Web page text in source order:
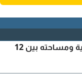
مطلوب مستودع للبيع في مصفح الشعبية ومساحته بين 12